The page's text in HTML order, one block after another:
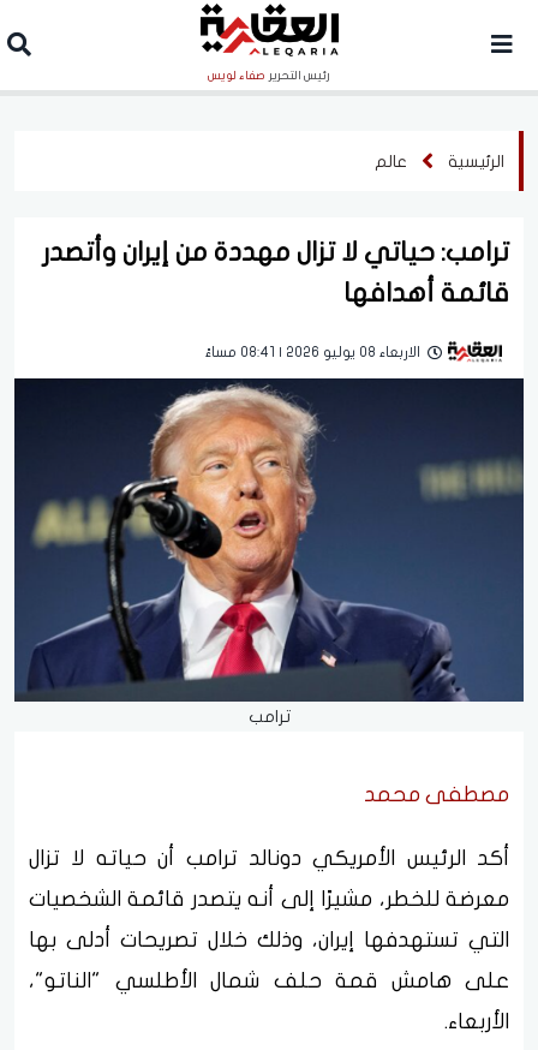
رئيس التحرير صفاء لويس
الرئيسية عالم
ترامب: حياتي لا تزال مهددة من إيران وأتصدر
قائمة أهدافها
الاربعاء 08 يوليو 2026 | 08:41 مساءً
ترامب
مصطفى محمد
أكد الرئيس الأمريكي دونالد ترامب أن حياته لا تزال
معرضة للخطر، مشيرًا إلى أنه يتصدر قائمة الشخصيات
التي تستهدفها إيران، وذلك خلال تصريحات أدلى بها
على هامش قمة حلف شمال الأطلسي "الناتو"،
الأربعاء.